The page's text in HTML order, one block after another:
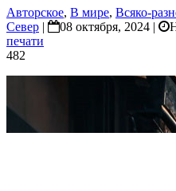
Авторское, В мире, Всяко-
Север | 08 октября, 2024 |
печати
482